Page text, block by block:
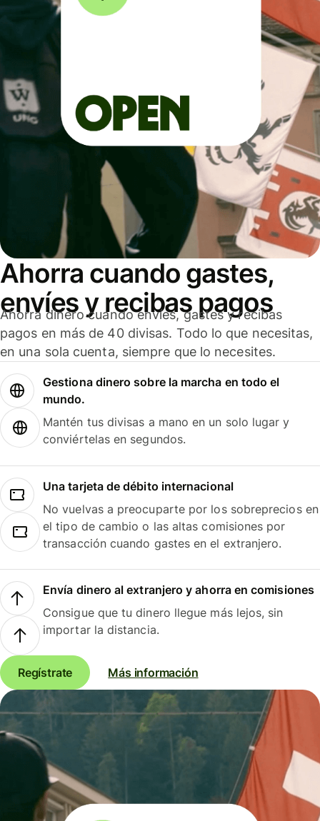
Ahorra cuando gastes,
envíes y recibas pagos
Ahorra dinero cuando envíes, gastes y recibas
pagos en más de 40 divisas. Todo lo que necesitas,
en una sola cuenta, siempre que lo necesites.
Gestiona dinero sobre la marcha en todo el
mundo.
Mantén tus divisas a mano en un solo lugar y
conviértelas en segundos.
Una tarjeta de débito internacional
No vuelvas a preocuparte por los sobreprecios en
el tipo de cambio o las altas comisiones por
transacción cuando gastes en el extranjero.
Envía dinero al extranjero y ahorra en comisiones
Consigue que tu dinero llegue más lejos, sin
importar la distancia.
Regístrate Más información